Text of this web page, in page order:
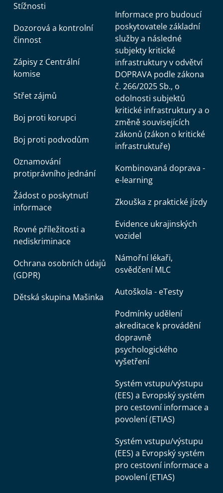
Stížnosti
Dozorová a kontrolní
činnost
Zápisy z Centrální
komise
Střet zájmů
Boj proti korupci
Boj proti podvodům
Oznamování
protiprávního jednání
Žádost o poskytnutí
informace
Rovné příležitosti a
nediskriminace
Ochrana osobních údajů
(GDPR)
Dětská skupina Mašinka
Informace pro budoucí
poskytovatele základní
služby a následné
subjekty kritické
infrastruktury v odvětví
DOPRAVA podle zákona
č. 266/2025 Sb., o
odolnosti subjektů
kritické infrastruktury a o
změně souvisejících
zákonů (zákon o kritické
infrastruktuře)
Kombinovaná doprava -
e-learning
Zkouška z praktické jízdy
Evidence ukrajinských
vozidel
Námořní lékaři,
osvědčení MLC
Autoškola - eTesty
Podmínky udělení
akreditace k provádění
dopravně
psychologického
vyšetření
Systém vstupu/výstupu
(EES) a Evropský systém
pro cestovní informace a
povolení (ETIAS)
Systém vstupu/výstupu
(EES) a Evropský systém
pro cestovní informace a
povolení (ETIAS)